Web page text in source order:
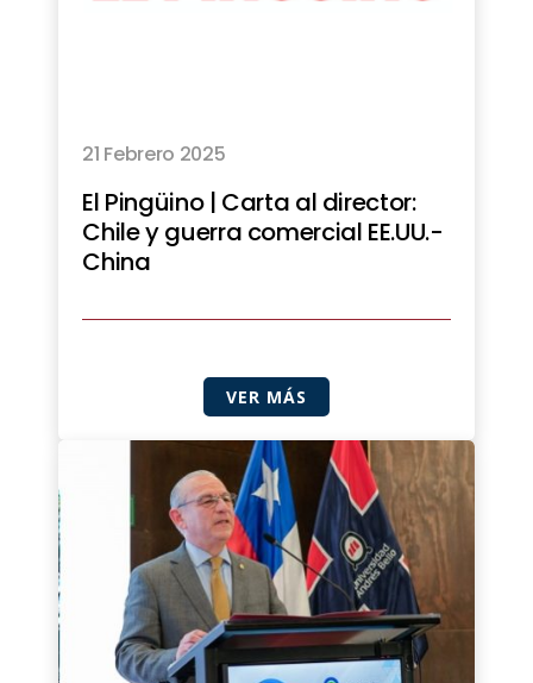
21 Febrero 2025
El Pingüino | Carta al director:
Chile y guerra comercial EE.UU.-
China
VER MÁS